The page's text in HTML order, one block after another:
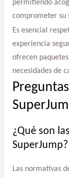
permitiendo
comprometer su
Es esencial
experiencia
ofrecen
necesidades de
¿Qué son
SuperJump?
Las normativas